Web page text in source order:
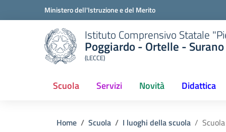
Ministero dell'Istruzione e del Merito
Istituto Comprensivo Statale
Poggiardo - Ortelle - Surano
(LECCE)
Scuola Servizi Novità Didattica
Home Scuola I luoghi della scuola